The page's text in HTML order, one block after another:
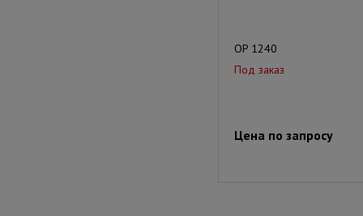
OP 1240
Под заказ
Цена по запросу